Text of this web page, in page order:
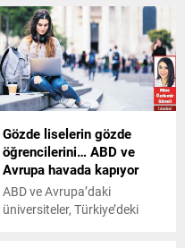
İstihbarata Karşı Koyma
(İKK), bir devletin veya
organizasyonun kendi
bilgilerini korurken, hasım
istihbarat teşkilatlarının bilgi
toplama faaliyetlerini tespit
veya etkisiz hale getirme
çabalarını ifade eder. İKK,
aynı zamanda
“kontrespiyonaj” olarak da
bilinir ve savunma odaklı bir
Gözde liselerin gözde
öğrencilerini… ABD ve
Avrupa havada kapıyor
ABD ve Avrupa’daki
üniversiteler, Türkiye’deki